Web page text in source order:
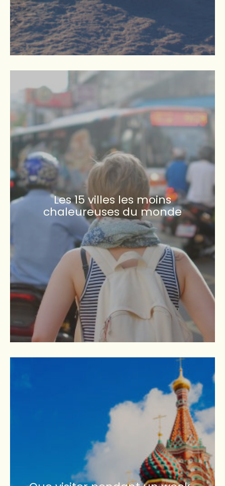
Les 15 villes les moins
chaleureuses du monde